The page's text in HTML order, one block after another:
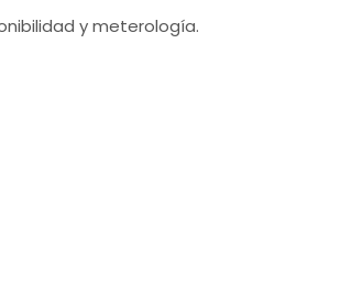
y meterología.